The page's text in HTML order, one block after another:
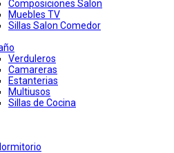
Composiciones Salon
Muebles TV
Sillas Salon Comedor
Verduleros
Camareras
Estanterias
Multiusos
Sillas de Cocina